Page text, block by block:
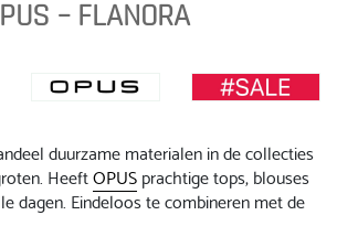
– FLANORA
duurzame materialen in de collecties
HeeftOPUSprachtige tops, blouses
dagen. Eindeloos te combineren met de